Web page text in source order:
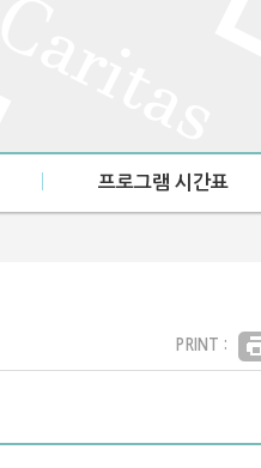
프로그램 시간표
PRINT :